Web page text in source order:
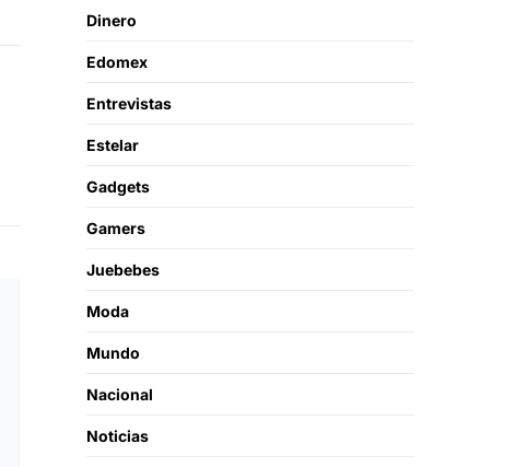
Dinero
Edomex
Entrevistas
Estelar
Gadgets
Gamers
Juebebes
Moda
Mundo
Nacional
Noticias